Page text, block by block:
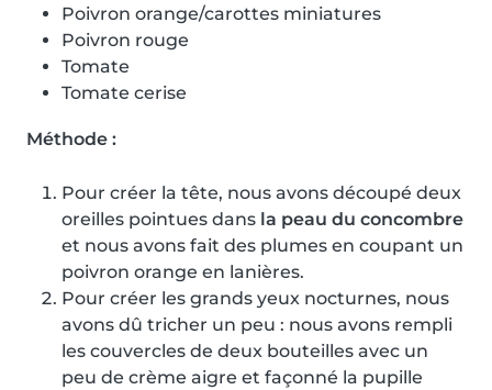
Poivron orange/carottes miniatures
Poivron rouge
Tomate
Tomate cerise
Méthode :
Pour créer la tête, nous avons découpé deux
oreilles pointues dans la peau du concombre
et nous avons fait des plumes en coupant un
poivron orange en lanières.
Pour créer les grands yeux nocturnes, nous
avons dû tricher un peu : nous avons rempli
les couvercles de deux bouteilles avec un
peu de crème aigre et façonné la pupille